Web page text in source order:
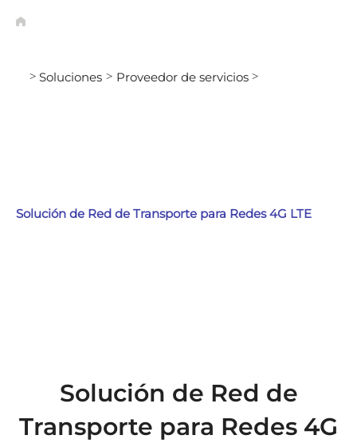
> Soluciones > Proveedor de servicios >
Solución de Red de Transporte para Redes 4G LTE
Solución de Red de
Transporte para Redes 4G